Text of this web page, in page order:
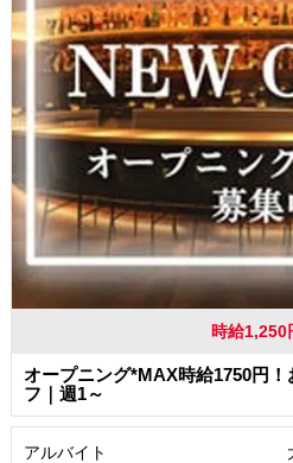
時給1,250
オープニング*MAX時給1750円
フ｜週1～
アルバイト